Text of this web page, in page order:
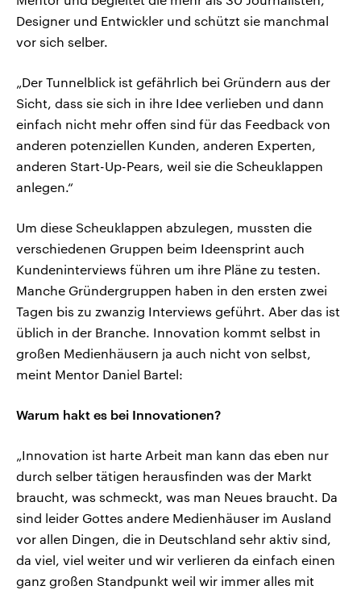
Designer und Entwickler und schützt sie manchmal
vor sich selber.
„Der Tunnelblick ist gefährlich bei Gründern aus der
Sicht, dass sie sich in ihre Idee verlieben und dann
einfach nicht mehr offen sind für das Feedback von
anderen potenziellen Kunden, anderen Experten,
anderen Start-Up-Pears, weil sie die Scheuklappen
anlegen.“
Um diese Scheuklappen abzulegen, mussten die
verschiedenen Gruppen beim Ideensprint auch
Kundeninterviews führen um ihre Pläne zu testen.
Manche Gründergruppen haben in den ersten zwei
Tagen bis zu zwanzig Interviews geführt. Aber das ist
üblich in der Branche. Innovation kommt selbst in
großen Medienhäusern ja auch nicht von selbst,
meint Mentor Daniel Bartel:
Warum hakt es bei Innovationen?
„Innovation ist harte Arbeit man kann das eben nur
durch selber tätigen herausfinden was der Markt
braucht, was schmeckt, was man Neues braucht. Da
sind leider Gottes andere Medienhäuser im Ausland
vor allen Dingen, die in Deutschland sehr aktiv sind,
da viel, viel weiter und wir verlieren da einfach einen
ganz großen Standpunkt weil wir immer alles mit